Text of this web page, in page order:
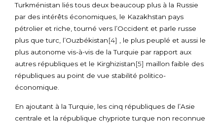
Turkménistan liés tous deux beaucoup plus à la Russie
par des intérêts économiques, le Kazakhstan pays
pétrolier et riche, tourné vers l’Occident et parle russe
plus que turc, l’Ouzbékistan[4]
, le plus peuplé et aussi le
plus autonome vis-à-vis de la Turquie par rapport aux
autres républiques et le Kirghizistan[5] maillon faible des
républiques au point de vue stabilité politico-
économique.
En ajoutant à la Turquie, les cinq républiques de l’Asie
centrale et la république chypriote turque non reconnue